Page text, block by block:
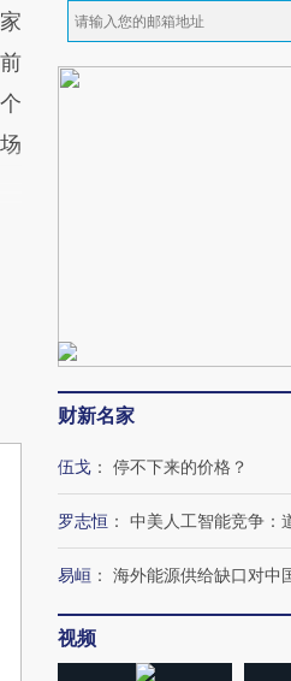
财新名家
伍戈 ： 停不下来的价格？
罗志恒 ： 中美人工智能竞争：
易峘 ： 海外能源供给缺口对中
视频